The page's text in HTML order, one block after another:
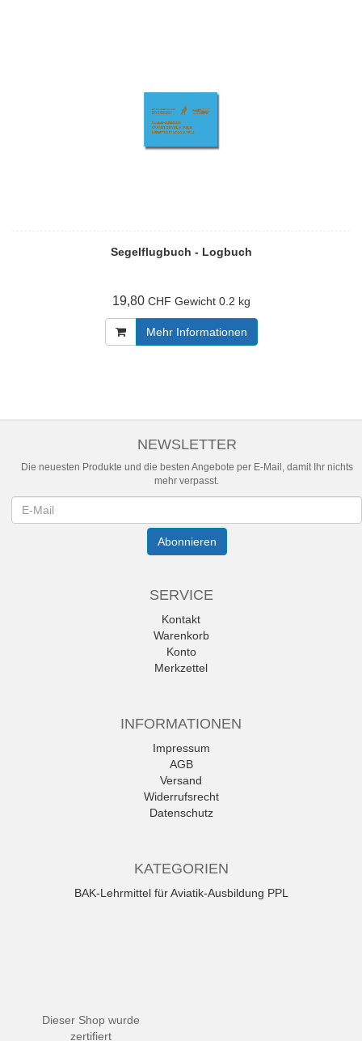
Segelflugbuch - Logbuch
19,80 CHF Gewicht 0.2 kg
Mehr Informationen
NEWSLETTER
Die neuesten Produkte und die besten Angebote per E-Mail, damit Ihr nichts
mehr verpasst.
Abonnieren
SERVICE
Kontakt
Warenkorb
Konto
Merkzettel
INFORMATIONEN
Impressum
AGB
Versand
Widerrufsrecht
Datenschutz
KATEGORIEN
BAK-Lehrmittel für Aviatik-Ausbildung PPL
Dieser Shop wurde
zertifiert